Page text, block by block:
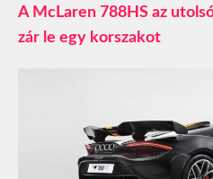
A McLaren 788HS az
zár le egy korszakot